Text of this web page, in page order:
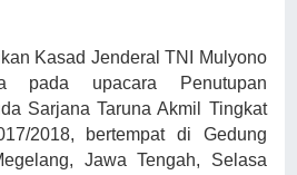
Kasad Jenderal TNI Mulyono
pada upacara Penutupan
Sarjana Taruna Akmil Tingkat
2018, bertempat di Gedung
Jawa Tengah, Selasa